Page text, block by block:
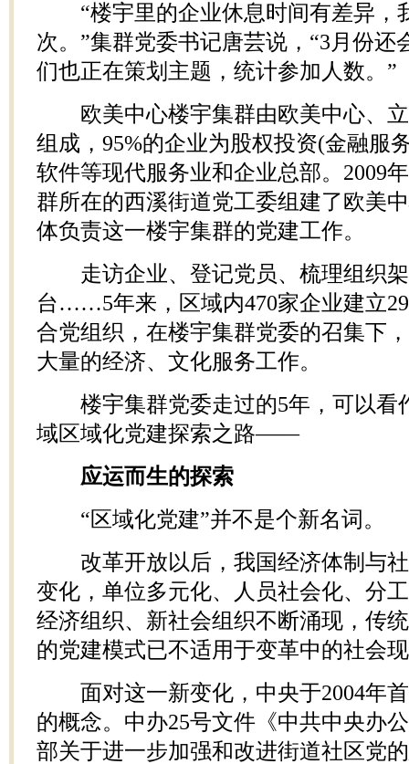
“楼宇里的企业休息时间有差异，
次。”集群党委书记唐芸说，“3月份还
们也正在策划主题，统计参加人数。”
欧美中心楼宇集群由欧美中心、立
组成，95%的企业为股权投资(金融服
软件等现代服务业和企业总部。2009
群所在的西溪街道党工委组建了欧美
体负责这一楼宇集群的党建工作。
走访企业、登记党员、梳理组织架
台……5年来，区域内470家企业建立
合党组织，在楼宇集群党委的召集下
大量的经济、文化服务工作。
楼宇集群党委走过的5年，可以看
域区域化党建探索之路——
应运而生的探索
“区域化党建”并不是个新名词。
改革开放以后，我国经济体制与社
变化，单位多元化、人员社会化、分
经济组织、新社会组织不断涌现，传
的党建模式已不适用于变革中的社会
面对这一新变化，中央于2004年首
的概念。中办25号文件《中共中央办
部关于进一步加强和改进街道社区党